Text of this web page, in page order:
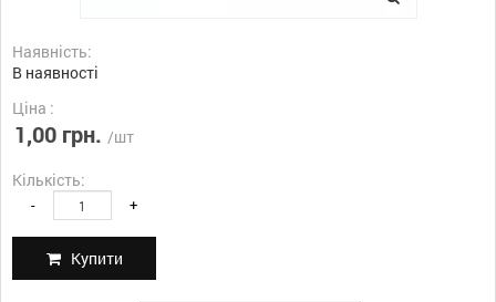
Наявність:
В наявності
Ціна :
1,00 грн. /шт
Кількість:
- +
Купити